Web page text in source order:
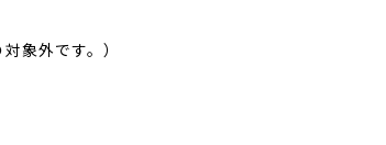
象外です。）